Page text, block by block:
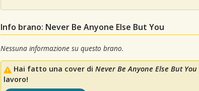
Info brano: Never Be Anyone Else But You
Nessuna informazione su questo brano.
Hai fatto una cover di Never Be Anyone Else But You
lavoro!